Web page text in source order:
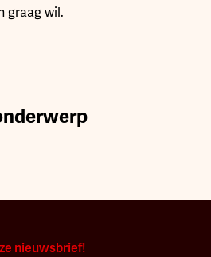
graag wil.
nieuwsbrief!